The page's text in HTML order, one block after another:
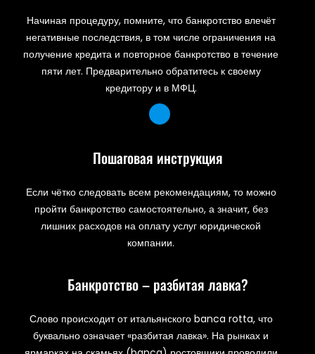
Начиная процедуру, помните, что банкротство влечёт
негативные последствия, в том числе ограничения на
получение кредита и повторное банкротство в течение
пяти лет. Предварительно обратитесь к своему
кредитору и в МФЦ.
Пошаговая инструкция
Если чётко следовать всем рекомендациям, то можно
пройти банкротство самостоятельно, а значит, без
лишних расходов на оплату услуг юридической
компании.
Банкротство – разбитая лавка?
Слово происходит от итальянского banca rotta, что
буквально означает «разбитая лавка». На рынках и